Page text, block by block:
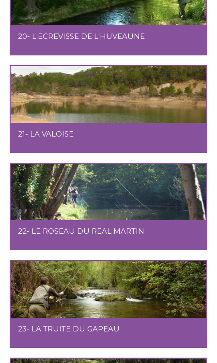
20- L'ECREVISSE DE L'HUVEAUNE
21- LA VALOISE
22- LE ROSEAU DU REAL MARTIN
23- LA TRUITE DU GAPEAU